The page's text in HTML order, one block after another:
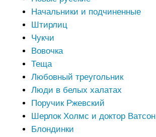
Начальники и подчиненные
Штирлиц
Чукчи
Вовочка
Теща
Любовный треугольник
Люди в белых халатах
Поручик Ржевский
Шерлок Холмс и доктор Ватсон
Блондинки